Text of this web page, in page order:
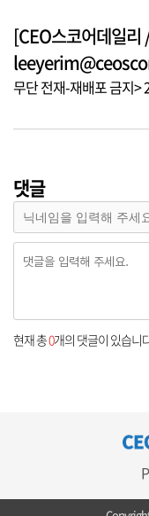
[CEO스코어데일
무단 전재-재배포 금지>
댓글
현재 총0개의 댓글이 있습니